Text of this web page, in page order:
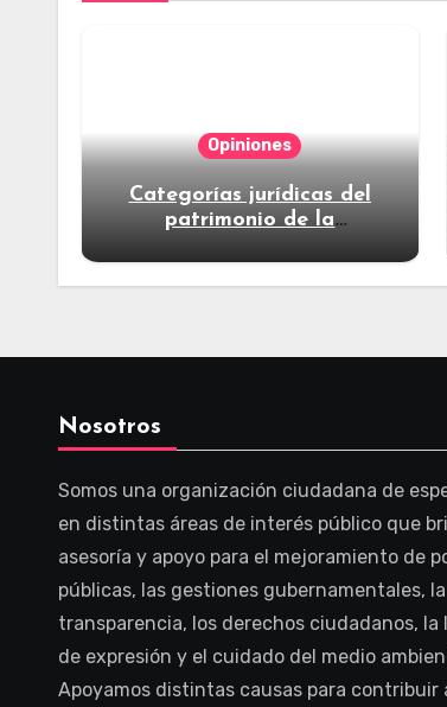
Opiniones
Categorías jurídicas del
patrimonio de la
Nosotros
Somos una organización ciudadana de
en distintas áreas de interés público que
asesoría y apoyo para el mejoramiento de
públicas, las gestiones gubernamentales, la
transparencia, los derechos ciudadanos, la
de expresión y el cuidado del medio
Apoyamos distintas causas para contribuir